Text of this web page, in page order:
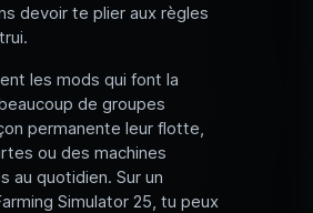
devoir te plier aux règles
les mods qui font la
de groupes
permanente leur flotte,
ou des machines
au quotidien. Sur un
Simulator 25, tu peux